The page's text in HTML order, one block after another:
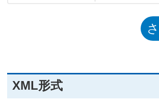
XML形式